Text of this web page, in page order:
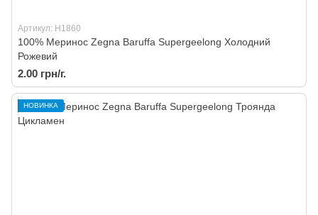
Артикул: H1860
100% Меринос Zegna Baruffa Supergeelong Холодний
Рожевий
2.00 грн/г.
НОВИНКА